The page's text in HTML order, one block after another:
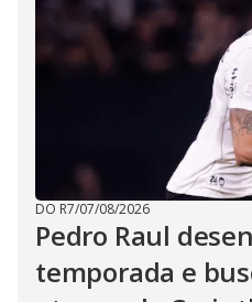
DO R7/07/08/2026
Pedro Raul
temporada e